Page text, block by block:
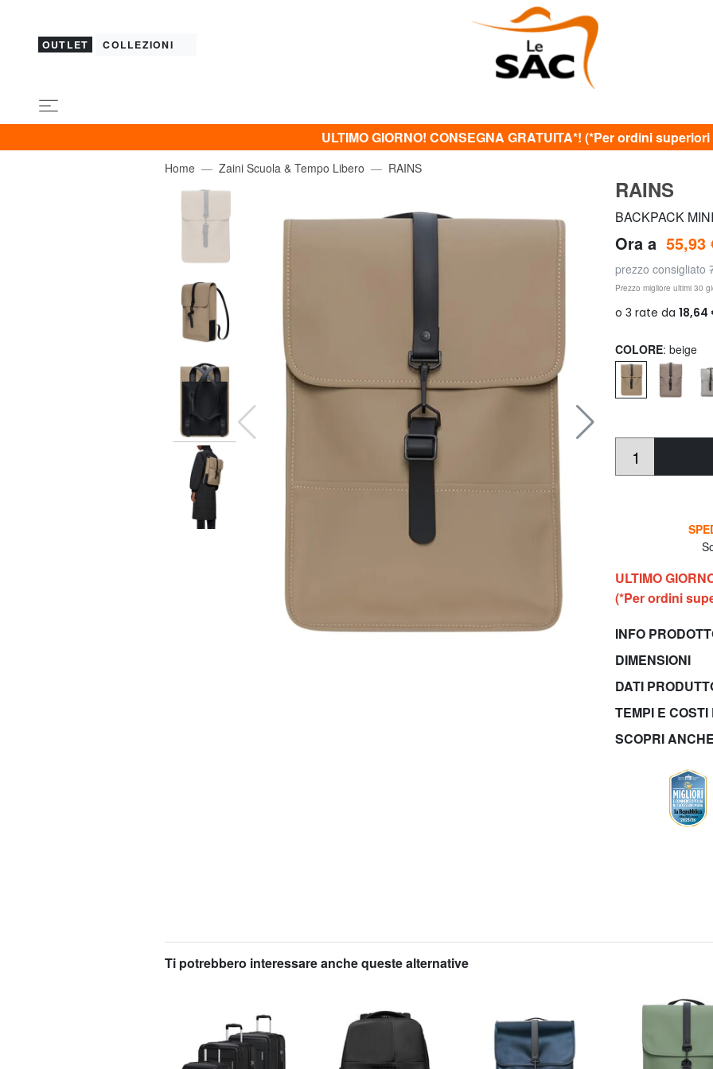
OUTLET COLLEZIONI
ULTIMO GIORNO! CONSEGNA GRATUITA*! (*Per ordini superiori
Home Zaini Scuola & Tempo Libero RAINS
RAINS
BACKPACK
Ora a 55,93
prezzo consigliato
Prezzo migliore ultimi 30
COLORE: beige
ULTIMO
(*Per ordini
INFO
DIMENSIONI
DATI
TEMPI E
SCOPRI
Ti potrebbero interessare anche queste alternative